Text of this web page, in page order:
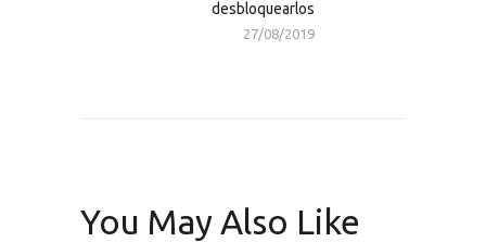
desbloquearlos
27/08/2019
You May Also Like